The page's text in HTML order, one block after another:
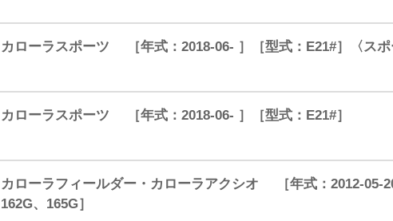
カローラスポーツ ［年式：2018-06- ］［型式：E21#］〈スポ
カローラスポーツ ［年式：2018-06- ］［型式：E21#］
カローラフィールダー・カローラアクシオ ［年式：2012-05-
162G、165G］